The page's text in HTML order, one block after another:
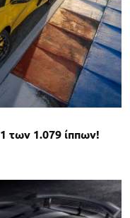
των 1.079 ίππων!